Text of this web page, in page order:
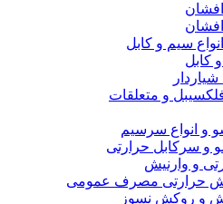
سیم و کابل
کابل
و متعلقات
و انواع سرسیم
و سرکابل حرارتی
و وارنیش
حرارتی مصرف عمومی
و روکش نسوز